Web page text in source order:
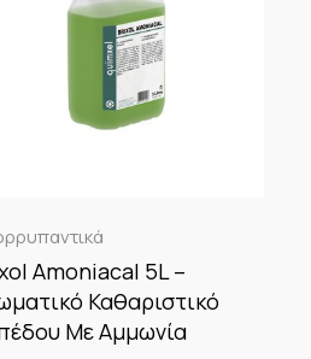
Amoniacal 5L –
Καθαριστικό
Με Αμμωνία